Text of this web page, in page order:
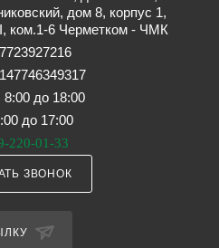
дом 8, корпус 1,
ком.1-6 Черметком - ЧМК
до 18:00
до 17:00
220-01-33
ЗВОНОК